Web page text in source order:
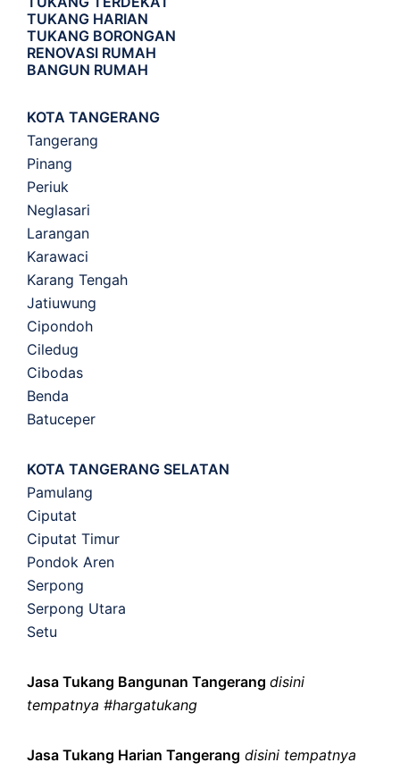
TUKANG HARIAN
TUKANG BORONGAN
RENOVASI RUMAH
BANGUN RUMAH
KOTA TANGERANG
Tangerang
Pinang
Periuk
Neglasari
Larangan
Karawaci
Karang Tengah
Jatiuwung
Cipondoh
Ciledug
Cibodas
Benda
Batuceper
KOTA TANGERANG SELATAN
Pamulang
Ciputat
Ciputat Timur
Pondok Aren
Serpong
Serpong Utara
Setu
Jasa Tukang Bangunan Tangerang disini
tempatnya #hargatukang
Jasa Tukang Harian Tangerang disini tempatnya